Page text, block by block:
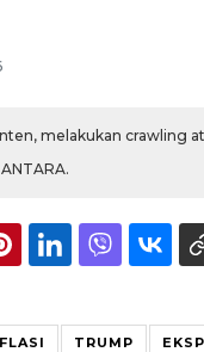
melakukan crawling
TRUMP